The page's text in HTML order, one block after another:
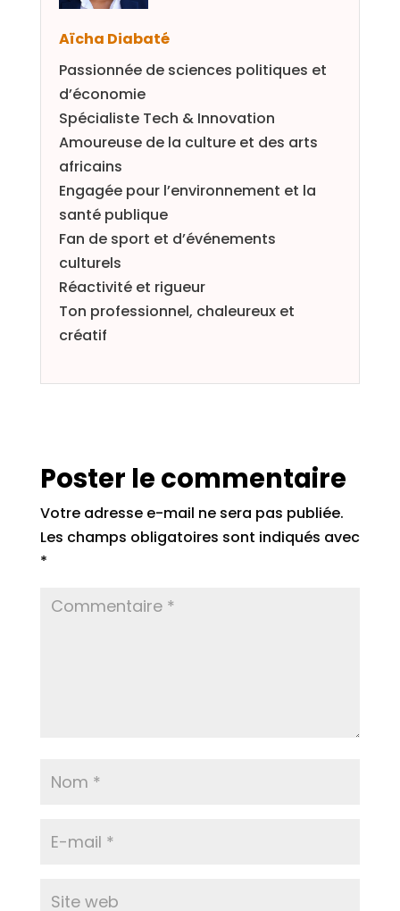
Aïcha Diabaté
Passionnée de sciences politiques et
d’économie
Spécialiste Tech & Innovation
Amoureuse de la culture et des arts
africains
Engagée pour l’environnement et la
santé publique
Fan de sport et d’événements
culturels
Réactivité et rigueur
Ton professionnel, chaleureux et
créatif
Poster le commentaire
Votre adresse e-mail ne sera pas publiée.
Les champs obligatoires sont indiqués avec
*